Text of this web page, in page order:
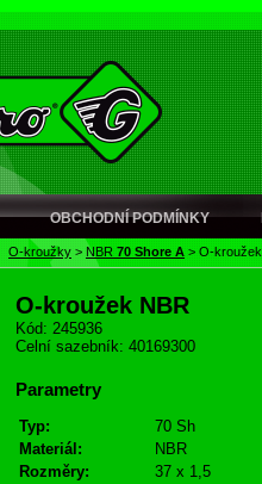
OBCHODNÍ PODMÍNKY
O-kroužky > NBR 70 Shore A > O-
O-kroužek NBR
Kód: 245936
Celní sazebník: 40169300
Parametry
Typ:
70 Sh
Materiál:
NBR
Rozměry:
37 x 1,5